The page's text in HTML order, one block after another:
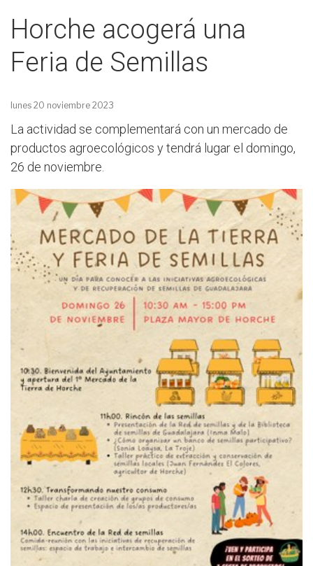
Horche acogerá una
Feria de Semillas
lunes 20 noviembre 2023
La actividad se complementará con un mercado de
productos agroecológicos y tendrá lugar el domingo,
26 de noviembre.